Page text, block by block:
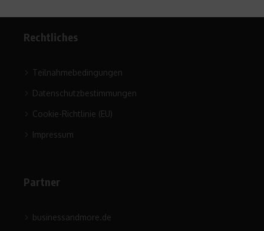
Rechtliches
Teilnahmebedingungen
Datenschutzbestimmungen
Cookie-Richtlinie (EU)
Impressum
Partner
businessandmore.de